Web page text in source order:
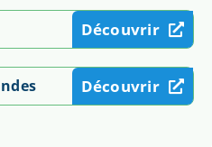
Découvrir
Découvrir